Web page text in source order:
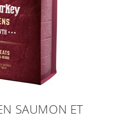
SAUMON ET